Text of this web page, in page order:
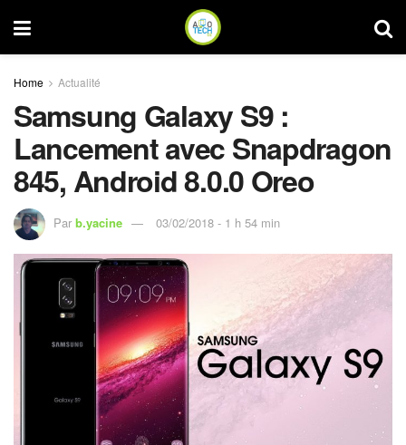
Home Actualité
Samsung Galaxy S9 :
Lancement avec Snapdragon
845, Android 8.0.0 Oreo
Par b.yacine 03/02/2018 - 1 h 54 min